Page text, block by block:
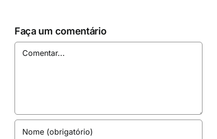
Faça um comentário
Comentar